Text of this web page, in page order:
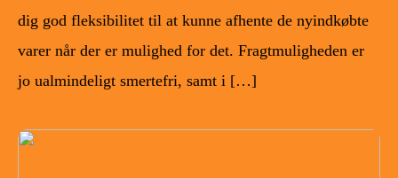
dig god fleksibilitet til at kunne afhente de nyindkøbte
varer når der er mulighed for det. Fragtmuligheden er
jo ualmindeligt smertefri, samt i […]